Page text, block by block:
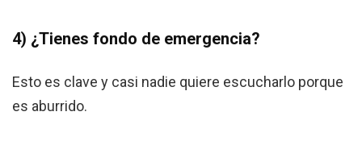
4) ¿Tienes fondo de emergencia?
Esto es clave y casi nadie quiere escucharlo porque
es aburrido.